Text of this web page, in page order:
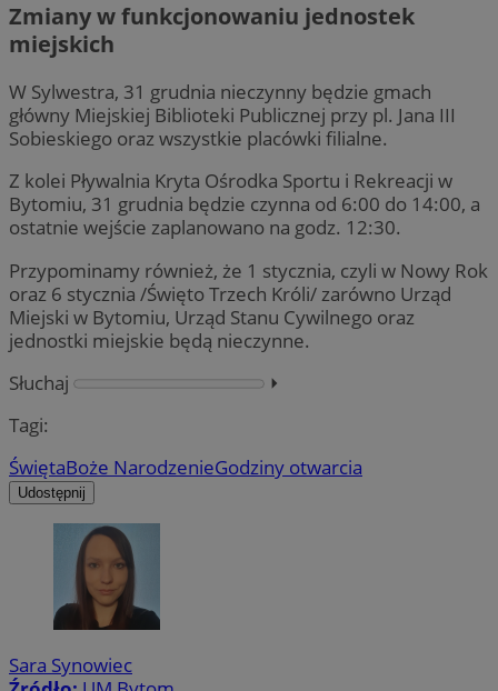
Zmiany w funkcjonowaniu jednostek
miejskich
W Sylwestra, 31 grudnia nieczynny będzie gmach
główny Miejskiej Biblioteki Publicznej przy pl. Jana III
Sobieskiego oraz wszystkie placówki filialne.
Z kolei Pływalnia Kryta Ośrodka Sportu i Rekreacji w
Bytomiu, 31 grudnia będzie czynna od 6:00 do 14:00, a
ostatnie wejście zaplanowano na godz. 12:30.
Przypominamy również, że 1 stycznia, czyli w Nowy Rok
oraz 6 stycznia /Święto Trzech Króli/ zarówno Urząd
Miejski w Bytomiu, Urząd Stanu Cywilnego oraz
jednostki miejskie będą nieczynne.
Słuchaj
⏵︎
Tagi:
ŚwiętaBoże NarodzenieGodziny otwarcia
Udostępnij
Sara Synowiec